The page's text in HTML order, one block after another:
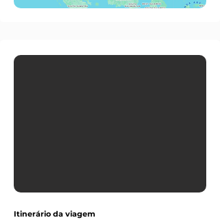
Itinerário da viagem